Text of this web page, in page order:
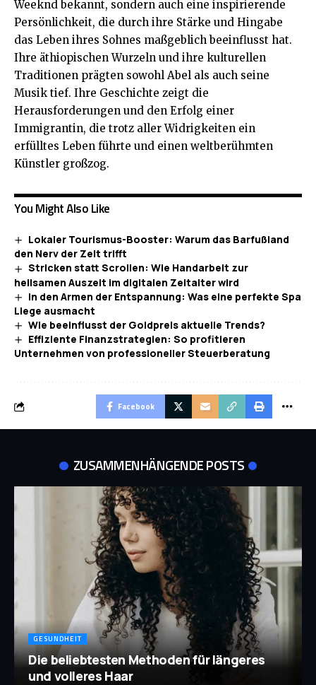
Weeknd bekannt, sondern auch eine inspirierende
Persönlichkeit, die durch ihre Stärke und Hingabe
das Leben ihres Sohnes maßgeblich beeinflusst hat.
Ihre äthiopischen Wurzeln und ihre kulturellen
Traditionen prägten sowohl Abel als auch seine
Musik tief. Ihre Geschichte zeigt die
Herausforderungen und den Erfolg einer
Immigrantin, die trotz aller Widrigkeiten ein
erfülltes Leben führte und einen weltberühmten
Künstler großzog.
You Might Also Like
Lokaler Tourismus-Booster: Warum das Barfußland
den Nerv der Zeit trifft
Stricken statt Scrollen: Wie Handarbeit zur
heilsamen Auszeit im digitalen Zeitalter wird
In den Armen der Entspannung: Was eine perfekte Spa
Liege ausmacht
Wie beeinflusst der Goldpreis aktuelle Trends?
Effiziente Finanzstrategien: So profitieren
Unternehmen von professioneller Steuerberatung
Facebook
ZUSAMMENHÄNGENDE POSTS
GESUNDHEIT
Die beliebtesten Methoden für längeres
und volleres Haar